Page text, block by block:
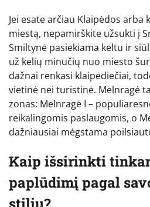
Jei esate arčiau Klaipėdos arba
miestą, nepamirškite užsukti į
Smiltynė pasiekiama keltu ir
už kelių minučių nuo miesto
dažnai renkasi klaipėdiečiai,
vietinė nei turistinė. Melnragė
zonas: Melnragė I –
reikalingomis paslaugomis, o
dažniausiai mėgstama
Kaip išsirinkti
paplūdimį pagal